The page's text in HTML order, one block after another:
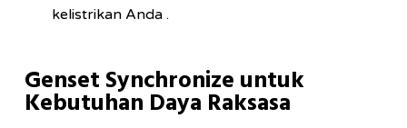
kelistrikan Anda .
Genset Synchronize untuk
Kebutuhan Daya Raksasa